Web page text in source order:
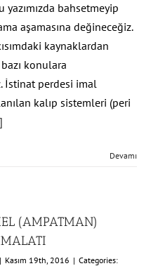
bahsetmeyip
aşamasına değineceğiz.
kaynaklardan
konulara
İstinat perdesi imal
kalıp sistemleri (peri
Devamı
(AMPATMAN)
| Kasım 19th, 2016 | Categories: